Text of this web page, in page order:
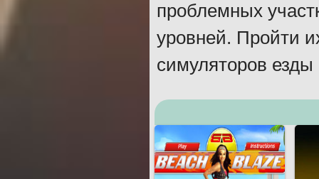
проблемных
уровней. Пройти
симуляторов